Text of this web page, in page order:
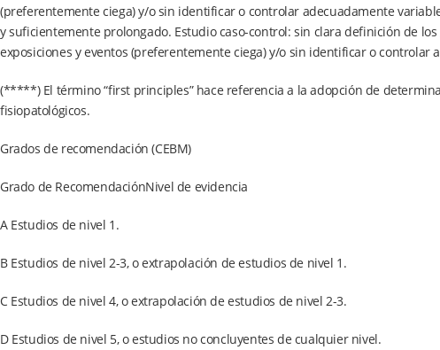
(preferentemente ciega) y/o sin identificar o controlar adecuadamente
y suficientemente prolongado. Estudio caso-control: sin clara definición de
exposiciones y eventos (preferentemente ciega) y/o sin identificar o controlar
(*****) El término “first principles” hace referencia a la adopción de
fisiopatológicos.
Grados de recomendación (CEBM)
Grado de RecomendaciónNivel de evidencia
A Estudios de nivel 1.
B Estudios de nivel 2-3, o extrapolación de estudios de nivel 1.
C Estudios de nivel 4, o extrapolación de estudios de nivel 2-3.
D Estudios de nivel 5, o estudios no concluyentes de cualquier nivel.